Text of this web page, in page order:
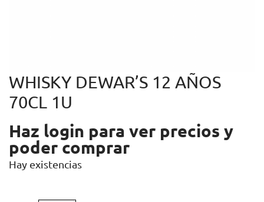
WHISKY DEWAR’S 12 AÑOS
70CL 1U
Haz login para ver precios y
poder comprar
Hay existencias